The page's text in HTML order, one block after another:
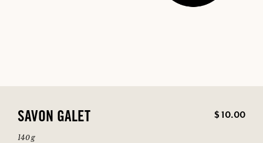
SAVON GALET $ 10.00
140 g